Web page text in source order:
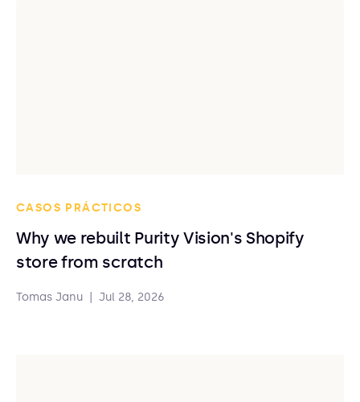
CASOS PRÁCTICOS
Why we rebuilt Purity Vision's Shopify
store from scratch
Tomas Janu Jul 28, 2026